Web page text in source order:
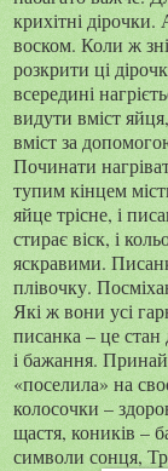
крихітні
воском. Коли ж
розкрити ці
всередині
видути вміст
вміст за
Починати
тупим кінцем
яйце трісне, і
стирає віск, і
яскравими.
плівочку.
Які ж вони усі
писанка – це стан
і бажання.
«поселила» на
колосочки –
щастя, коників –
символи сонця,